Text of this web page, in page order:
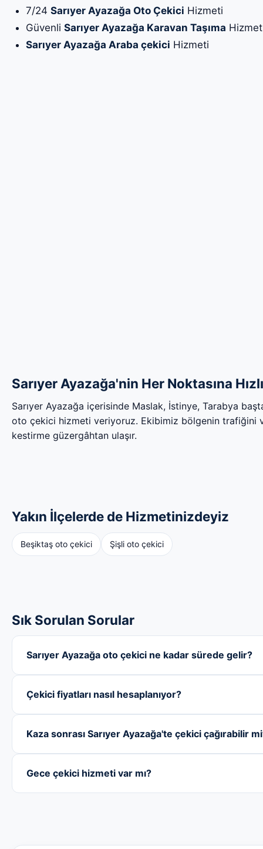
7/24 Sarıyer Ayazağa Oto Çekici Hizmeti
Güvenli Sarıyer Ayazağa Karavan Taşıma
Sarıyer Ayazağa Araba çekici Hizmeti
Sarıyer Ayazağa'nin Her Noktasına
Sarıyer Ayazağa içerisinde Maslak, İstinye, Tarabya
oto çekici hizmeti veriyoruz. Ekibimiz bölgenin trafiğini
kestirme güzergâhtan ulaşır.
Yakın İlçelerde de Hizmetinizdeyiz
Beşiktaş oto çekici Şişli oto çekici
Sık Sorulan Sorular
Sarıyer Ayazağa oto çekici ne kadar sürede gelir?
Çekici fiyatları nasıl hesaplanıyor?
Kaza sonrası Sarıyer Ayazağa'te çekici çağırabilir
Gece çekici hizmeti var mı?